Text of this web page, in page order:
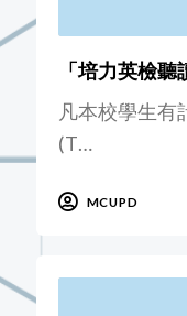
「培力英檢
凡本校學生有
(T…
MCUPD